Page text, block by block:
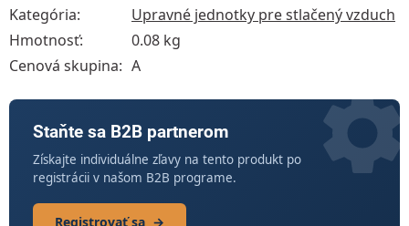
Kategória:
Upravné jednotky pre stlačený vzduch
Hmotnosť:
0.08 kg
Cenová skupina: A
Staňte sa B2B partnerom
Získajte individuálne zľavy na tento produkt po
registrácii v našom B2B programe.
Registrovať sa →